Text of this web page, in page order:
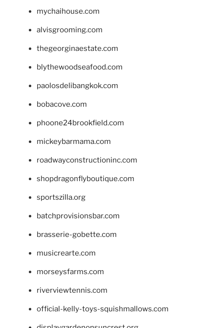
mychaihouse.com
alvisgrooming.com
thegeorginaestate.com
blythewoodseafood.com
paolosdelibangkok.com
bobacove.com
phoone24brookfield.com
mickeybarmama.com
roadwayconstructioninc.com
shopdragonflyboutique.com
sportszilla.org
batchprovisionsbar.com
brasserie-gobette.com
musicrearte.com
morseysfarms.com
riverviewtennis.com
official-kelly-toys-squishmallows.com